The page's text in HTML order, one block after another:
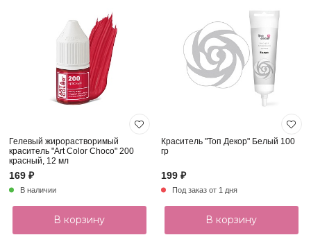
Гелевый жирорастворимый
краситель "Art Color Choco" 200
красный, 12 мл
169 ₽
В наличии
В корзину
Краситель "Топ Декор" Белый 100
гр
199 ₽
Под заказ от 1 дня
В корзину